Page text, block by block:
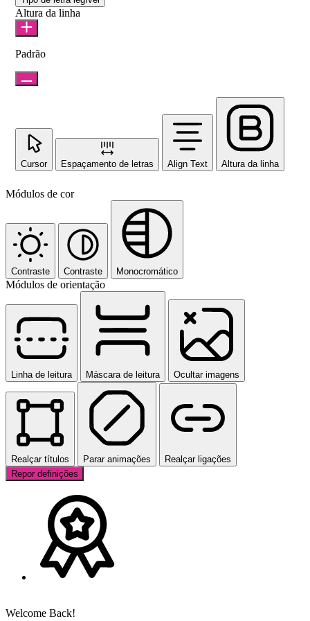
Altura da linha
Padrão
Cursor Espaçamento de letras Align Text Altura da linha
Módulos de cor
Contraste Contraste Monocromático
Módulos de orientação
Linha de leitura Máscara de leitura Ocultar imagens
Realçar títulos Parar animações
Realçar ligações
Repor definições
Welcome Back!